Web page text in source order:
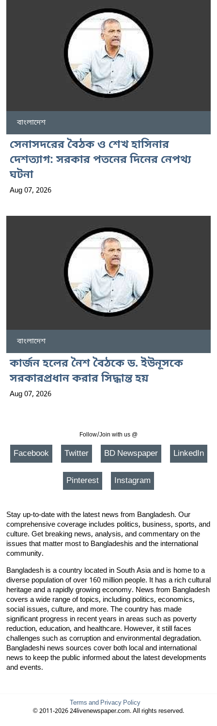
বাংলাদেশ
সেনাসদরের বৈঠক ও শেখ হাসিনার
দেশত্যাগ: সরকার পতনের দিনের নেপথ্য
ঘটনা
Aug 07, 2026
বাংলাদেশ
কার্জন হলের নৈশ বৈঠকে ড. ইউনূসকে
সরকারপ্রধান করার সিদ্ধান্ত হয়
Aug 07, 2026
Follow/Join with us @
Facebook Twitter BD Newspaper LinkedIn
Pinterest Instagram
Stay up-to-date with the latest news from Bangladesh. Our
comprehensive coverage includes politics, business, sports, and
culture. Get breaking news, analysis, and commentary on the
issues that matter most to Bangladeshis and the international
community.
Bangladesh is a country located in South Asia and is home to a
diverse population of over 160 million people. It has a rich cultural
heritage and a rapidly growing economy. News from Bangladesh
covers a wide range of topics, including politics, economics,
social issues, culture, and more. The country has made
significant progress in recent years in areas such as poverty
reduction, education, and healthcare. However, it still faces
challenges such as corruption and environmental degradation.
Bangladeshi news sources cover both local and international
news to keep the public informed about the latest developments
and events.
Terms and Privacy Policy
© 2011-2026 24livenewspaper.com. All rights reserved.